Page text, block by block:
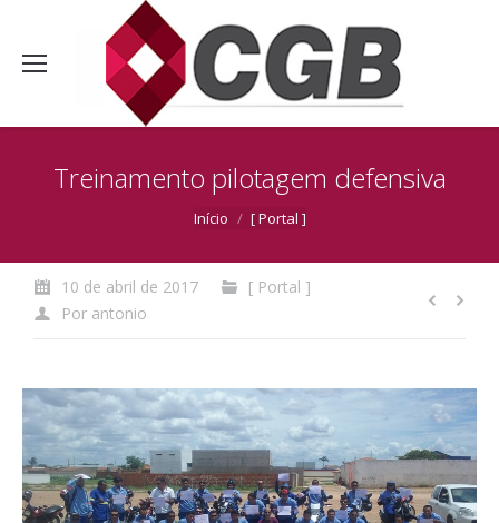
Treinamento pilotagem defensiva
Início [ Portal ]
10 de abril de 2017
[ Portal ]
Por antonio